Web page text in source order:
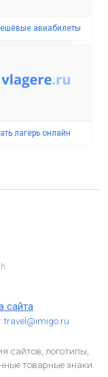
авиабилеты
лагерь онлайн
сайта
travel@imigo.ru
сайтов, логотипы,
товарные знаки